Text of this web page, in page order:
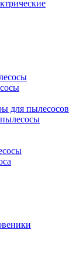
для пылесосов